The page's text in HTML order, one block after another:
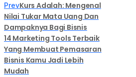
PrevKurs Adalah: Mengenal
Nilai Tukar Mata Uang Dan
Dampaknya Bagi Bisnis
14 Marketing Tools Terbaik
Yang Membuat Pemasaran
Bisnis Kamu Jadi Lebih
Mudah